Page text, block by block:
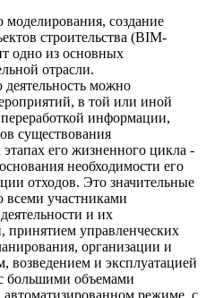
создание
строительства (BIM-
одно из основных
отрасли.
можно
в той или иной
информации,
существования
этапах его жизненного цикла -
необходимости его
отходов. Это значительные
всеми участниками
и их
принятием управленческих
организации и
возведением и эксплуатацией
большими объемами